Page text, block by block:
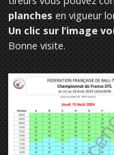
planches en vigueur
Un clic sur l’image
Bonne visite.